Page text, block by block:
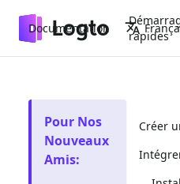
Documentation
rapides
Pour Nos
Nouveaux
Amis:
Créer